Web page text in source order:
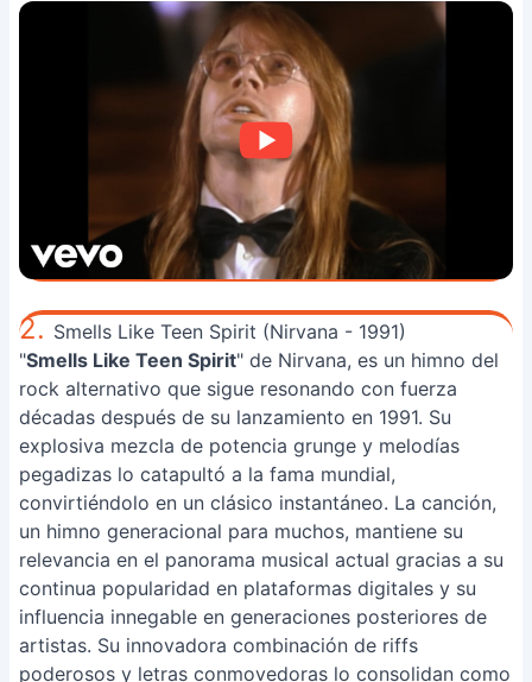
2. Smells Like Teen Spirit (Nirvana - 1991)
"Smells Like Teen Spirit" de Nirvana, es un himno del
rock alternativo que sigue resonando con fuerza
décadas después de su lanzamiento en 1991. Su
explosiva mezcla de potencia grunge y melodías
pegadizas lo catapultó a la fama mundial,
convirtiéndolo en un clásico instantáneo. La canción,
un himno generacional para muchos, mantiene su
relevancia en el panorama musical actual gracias a su
continua popularidad en plataformas digitales y su
influencia innegable en generaciones posteriores de
artistas. Su innovadora combinación de riffs
poderosos y letras conmovedoras lo consolidan como